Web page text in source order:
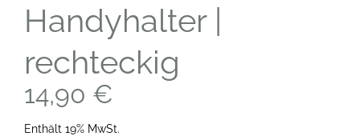
Handyhalter |
rechteckig
14,90 €
Enthält 19% MwSt.